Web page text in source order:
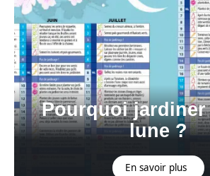
Pourquoi jardiner
lune ?
En savoir plus